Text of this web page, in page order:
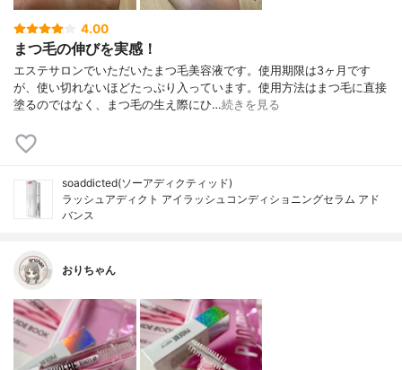
4.00
まつ毛の伸びを実感！
エステサロンでいただいたまつ毛美容液です。使用期限は3ヶ月です
が、使い切れないほどたっぷり入っています。使用方法はまつ毛に直接
塗るのではなく、まつ毛の生え際にひ…続きを見る
soaddicted(ソーアディクティッド)
ラッシュアディクト アイラッシュコンディショニングセラム アド
バンス
おりちゃん